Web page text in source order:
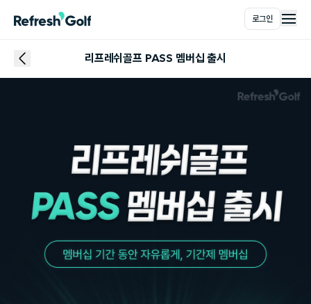
로그인 메인
리프레쉬골프 PASS 멤버십 출시